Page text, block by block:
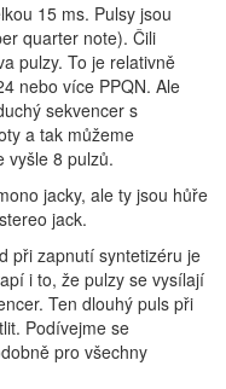
15 ms. Pulsy jsou
quarter note). Čili
pulzy. To je relativně
nebo více PPQN. Ale
sekvencer s
a tak můžeme
vyšle 8 pulzů.
jacky, ale ty jsou hůře
jack.
při zapnutí syntetizéru je
i to, že pulzy se vysílají
Ten dlouhý puls při
Podívejme se
pro všechny